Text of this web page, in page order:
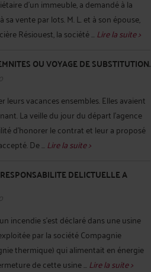
d'un immeuble, a demandé à la
vente par lots. M. L. et à son épouse,
Résiouest, la société ...Lire la suite >
OU VOYAGE DE SUBSTITUTION.
leurs vacances ensembles. Elles avaient
La veille du jour du départ l’agence
d’honorer le contrat et leur a proposé
De ...Lire la suite >
DELICTUELLE A
incendie s’est déclaré dans une usine
par la société Compagnie
thermique) qui alimentait en énergie
de cette usine ...Lire la suite >